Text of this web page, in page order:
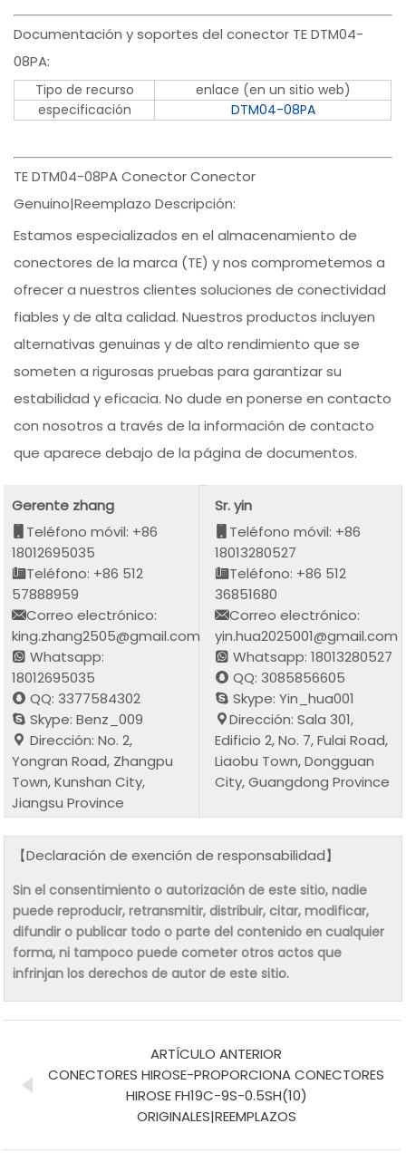
Documentación y soportes del conector TE DTM04-
08PA:
Tipo de recurso
enlace (en un sitio web)
especificación
DTM04-08PA
TE DTM04-08PA Conector Conector
Genuino|Reemplazo Descripción:
Estamos especializados en el almacenamiento de
conectores de la marca (TE) y nos comprometemos a
ofrecer a nuestros clientes soluciones de conectividad
fiables y de alta calidad. Nuestros productos incluyen
alternativas genuinas y de alto rendimiento que se
someten a rigurosas pruebas para garantizar su
estabilidad y eficacia. No dude en ponerse en contacto
con nosotros a través de la información de contacto
que aparece debajo de la página de documentos.
Gerente zhang
Teléfono móvil: +86
18012695035
Teléfono: +86 512
57888959
Correo electrónico:
king.zhang2505@gmail.com
Whatsapp:
18012695035
QQ: 3377584302
Skype: Benz_009
Dirección: No. 2,
Yongran Road, Zhangpu
Town, Kunshan City,
Jiangsu Province
Sr. yin
Teléfono móvil: +86
18013280527
Teléfono: +86 512
36851680
Correo electrónico:
yin.hua2025001@gmail.com
Whatsapp: 18013280527
QQ: 3085856605
Skype: Yin_hua001
Dirección: Sala 301,
Edificio 2, No. 7, Fulai Road,
Liaobu Town, Dongguan
City, Guangdong Province
【Declaración de exención de responsabilidad】
Sin el consentimiento o autorización de este sitio, nadie
puede reproducir, retransmitir, distribuir, citar, modificar,
difundir o publicar todo o parte del contenido en cualquier
forma, ni tampoco puede cometer otros actos que
infrinjan los derechos de autor de este sitio.
ARTÍCULO ANTERIOR
CONECTORES HIROSE-PROPORCIONA CONECTORES
HIROSE FH19C-9S-0.5SH(10)
ORIGINALES|REEMPLAZOS